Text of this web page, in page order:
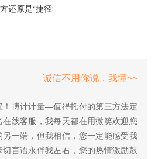
还原是“捷径”
诚信不用你说，我懂~~
！博计计量—值得托付的第三方法定
线客服，我每天都在用微笑欢迎您
一端，但我相信，您一定能感受我
言语永伴我左右，您的热情激励鼓